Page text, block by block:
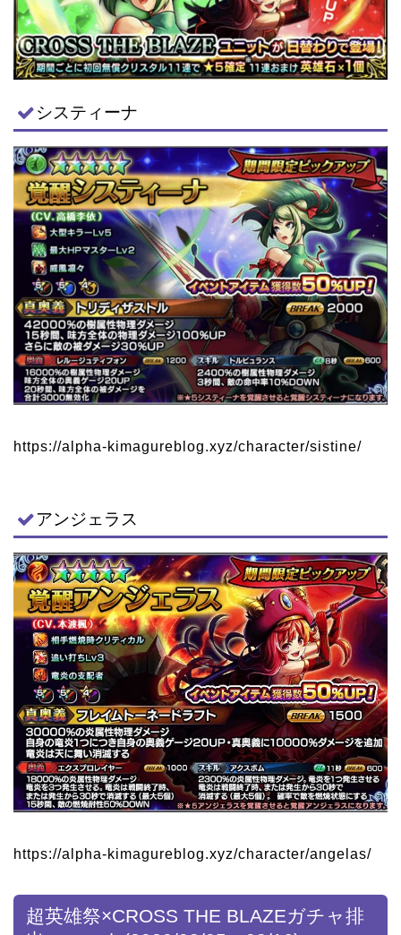
システィーナ
https://alpha-kimagureblog.xyz/character/sistine/
アンジェラス
https://alpha-kimagureblog.xyz/character/angelas/
超英雄祭×CROSS THE BLAZEガチャ排